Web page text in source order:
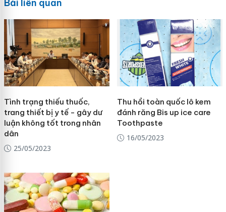
Bài liên quan
Tình trạng thiếu thuốc,
trang thiết bị y tế - gây dư
luận không tốt trong nhân
dân
25/05/2023
Thu hồi toàn quốc lô kem
đánh răng Bis up ice care
Toothpaste
16/05/2023